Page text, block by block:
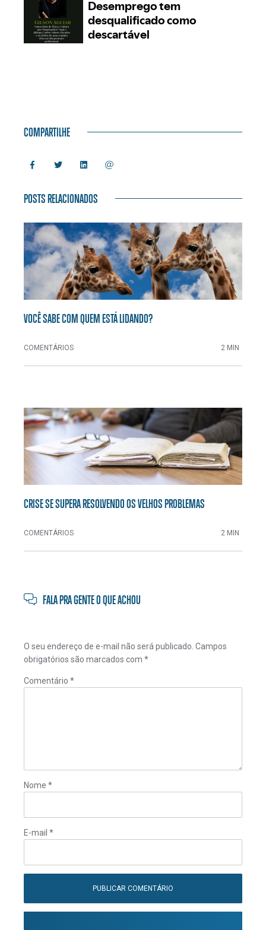
COMPARTILHE
POSTS RELACIONADOS
VOCÊ SABE COM QUEM ESTÁ LIDANDO?
COMENTÁRIOS 2 MIN
CRISE SE SUPERA RESOLVENDO OS VELHOS PROBLEMAS
COMENTÁRIOS 2 MIN
FALA PRA GENTE O QUE ACHOU
O seu endereço de e-mail não será publicado. Campos
obrigatórios são marcados com *
Comentário *
Nome *
E-mail *